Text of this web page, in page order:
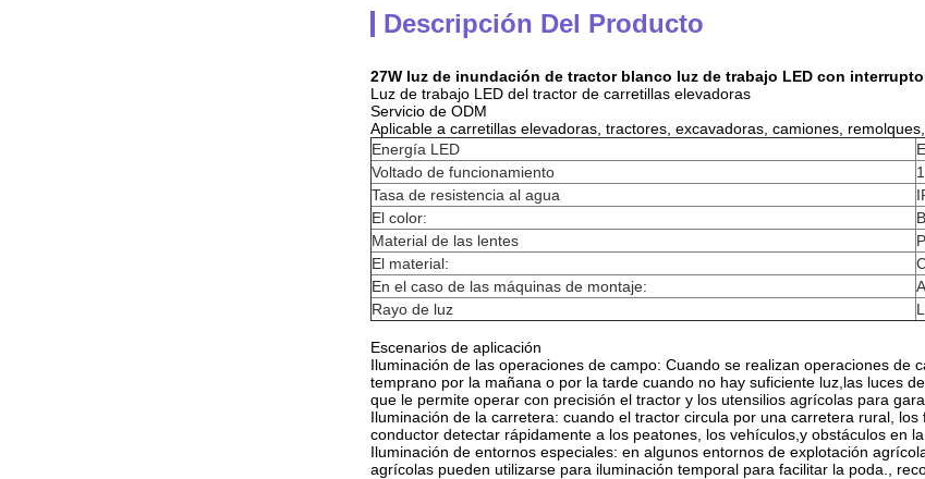
Descripción Del Producto
27W luz de inundación de tractor blanco luz de trabajo LED con
Luz de trabajo LED del tractor de carretillas elevadoras
Servicio de ODM
Aplicable a carretillas elevadoras, tractores, excavadoras, camiones,
Energía LED
Voltado de funcionamiento
Tasa de resistencia al agua
El color:
Material de las lentes
El material:
En el caso de las máquinas de montaje:
Rayo de luz
Escenarios de aplicación
Iluminación de las operaciones de campo: Cuando se realizan operaciones de
temprano por la mañana o por la tarde cuando no hay suficiente luz,las luces
que le permite operar con precisión el tractor y los utensilios agrícolas para
Iluminación de la carretera: cuando el tractor circula por una carretera rural,
conductor detectar rápidamente a los peatones, los vehículos,y obstáculos en
Iluminación de entornos especiales: en algunos entornos de explotación
agrícolas pueden utilizarse para iluminación temporal para facilitar la poda.,